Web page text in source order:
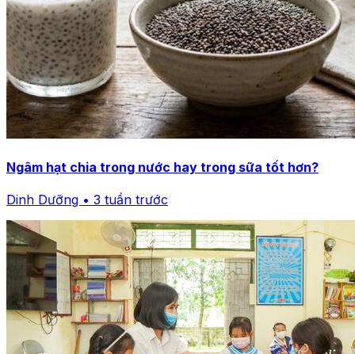
Ngâm hạt chia trong nước hay trong sữa tốt hơn?
Dinh Dưỡng • 3 tuần trước